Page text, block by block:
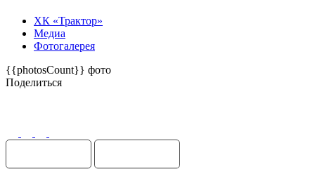
ХК «Трактор»
Медиа
Фотогалерея
{{photosCount}} фото
Поделиться